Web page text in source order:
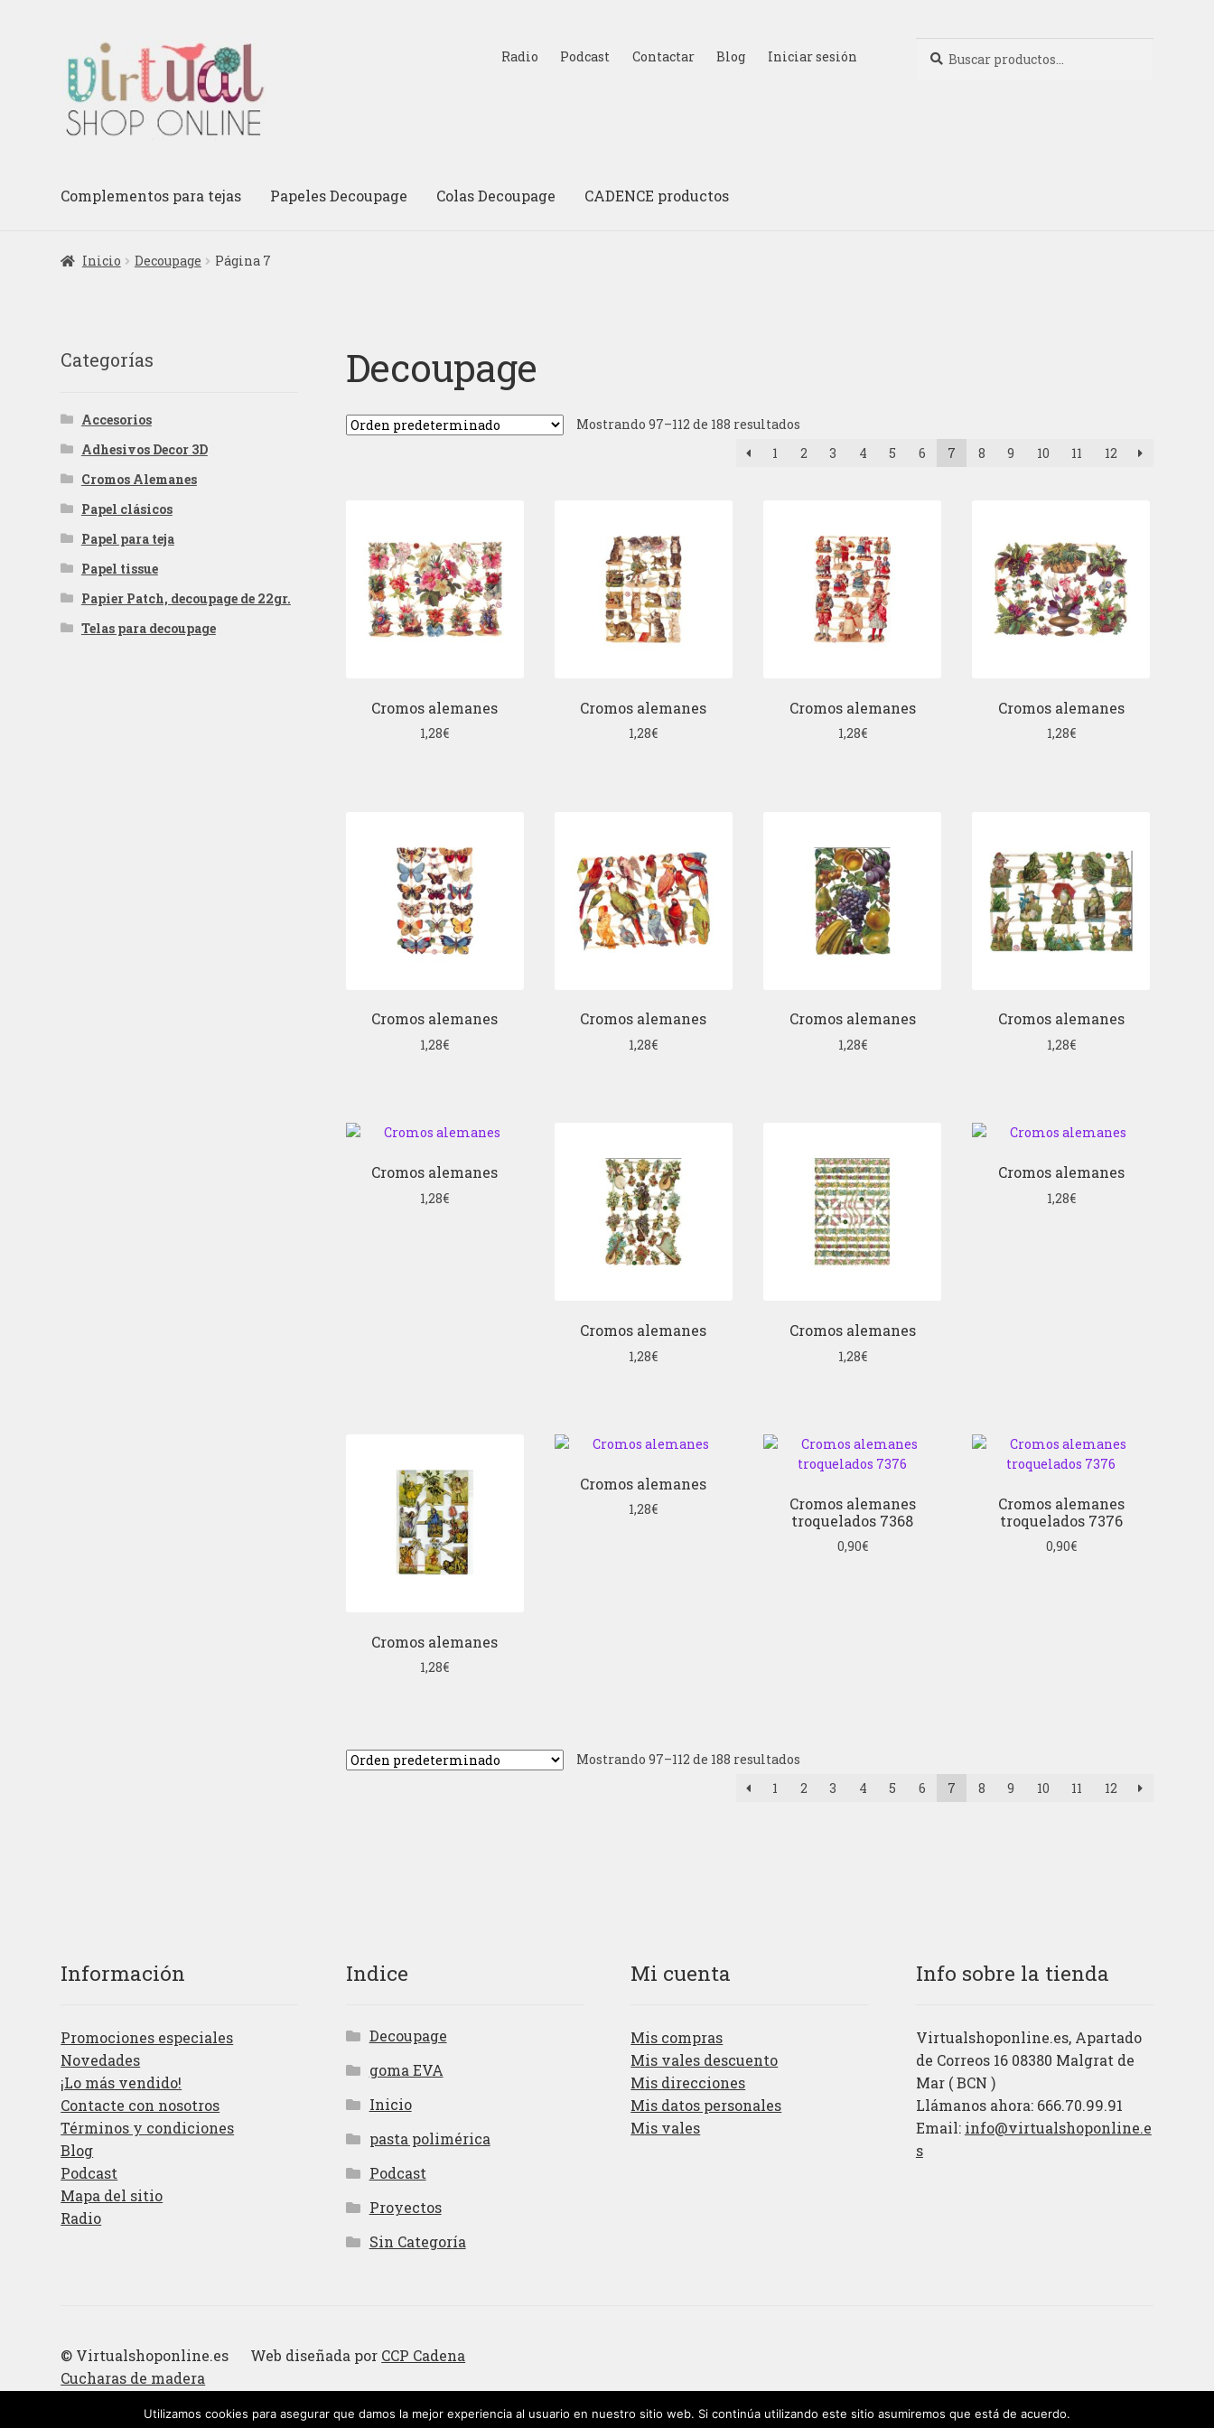
la
navegación
al
contenido
Radio Podcast Contactar Blog Iniciar sesión
por:
Complementos para tejas Papeles Decoupage Colas Decoupage CADENCE productos
Inicio Decoupage Página 7
Decoupage
Mostrando 97–112 de 188 resultados
1
2 3 4 5 6 7 8 9 10 11 12
Cromos alemanes
1,28€
Cromos alemanes
1,28€
Cromos alemanes
1,28€
Cromos alemanes
1,28€
Cromos alemanes
1,28€
Cromos alemanes
1,28€
Cromos alemanes
1,28€
Cromos alemanes
1,28€
Cromos alemanes
1,28€
Cromos alemanes
1,28€
Cromos alemanes
1,28€
Cromos alemanes
1,28€
Cromos alemanes
1,28€
Cromos alemanes
1,28€
Cromos alemanes
troquelados 7368
0,90€
Cromos alemanes
troquelados 7376
0,90€
Mostrando 97–112 de 188 resultados
1
2 3 4 5 6 7 8 9 10 11 12
Categorías
Accesorios
Adhesivos Decor 3D
Cromos Alemanes
Papel clásicos
Papel para teja
Papel tissue
Papier Patch, decoupage de 22gr.
Telas para decoupage
Información
Promociones especiales
Novedades
¡Lo más vendido!
Contacte con nosotros
Términos y condiciones
Blog
Podcast
Mapa del sitio
Radio
Indice
Decoupage
goma EVA
Inicio
pasta polimérica
Podcast
Proyectos
Sin Categoría
Mi cuenta
Mis compras
Mis vales descuento
Mis direcciones
Mis datos personales
Mis vales
Info sobre la tienda
Virtualshoponline.es, Apartado
de Correos 16 08380 Malgrat de
Mar ( BCN )
Llámanos ahora: 666.70.99.91
Email: info@virtualshoponline.e
s
© Virtualshoponline.es Web diseñada por CCP Cadena
Cucharas de madera
Utilizamos cookies para asegurar que damos la mejor experiencia al usuario en nuestro sitio web. Si continúa utilizando este sitio asumiremos que está de acuerdo.